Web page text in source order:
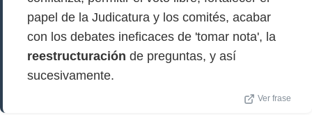
papel de la Judicatura y los comités, acabar
con los debates ineficaces de 'tomar nota', la
reestructuración de preguntas, y así
sucesivamente.
Ver frase